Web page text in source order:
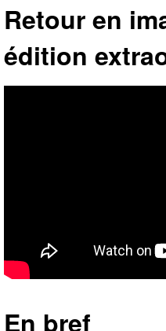
Retour en
édition
En bref